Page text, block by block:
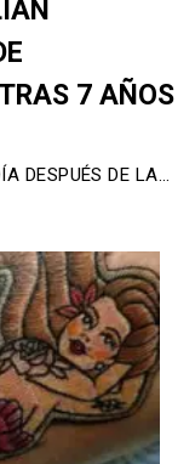
7 AÑOS
DESPUÉS DE LA…